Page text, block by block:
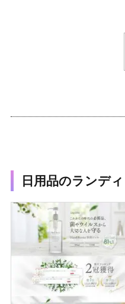
日用品のランデ